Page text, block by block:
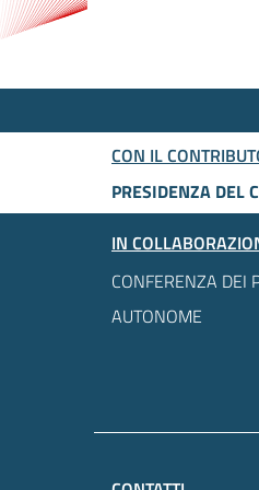
CON IL
PRESIDENZA DEL
IN
CONFERENZA DEI
AUTONOME